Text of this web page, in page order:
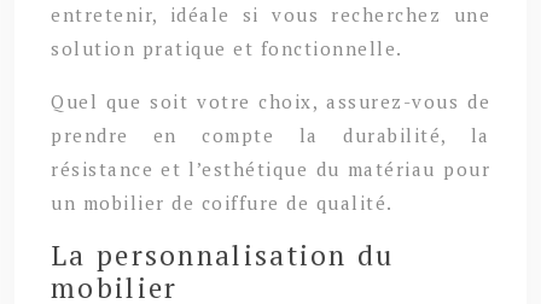
entretenir, idéale si vous recherchez une
solution pratique et fonctionnelle.
Quel que soit votre choix, assurez-vous de
prendre en compte la durabilité, la
résistance et l’esthétique du matériau pour
un mobilier de coiffure de qualité.
La personnalisation du
mobilier